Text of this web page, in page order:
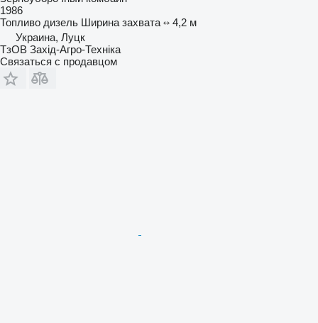
1986
Топливо дизель Ширина захвата
4,2 м
Украина, Луцк
ТзОВ Захід-Агро-Техніка
Связаться с продавцом